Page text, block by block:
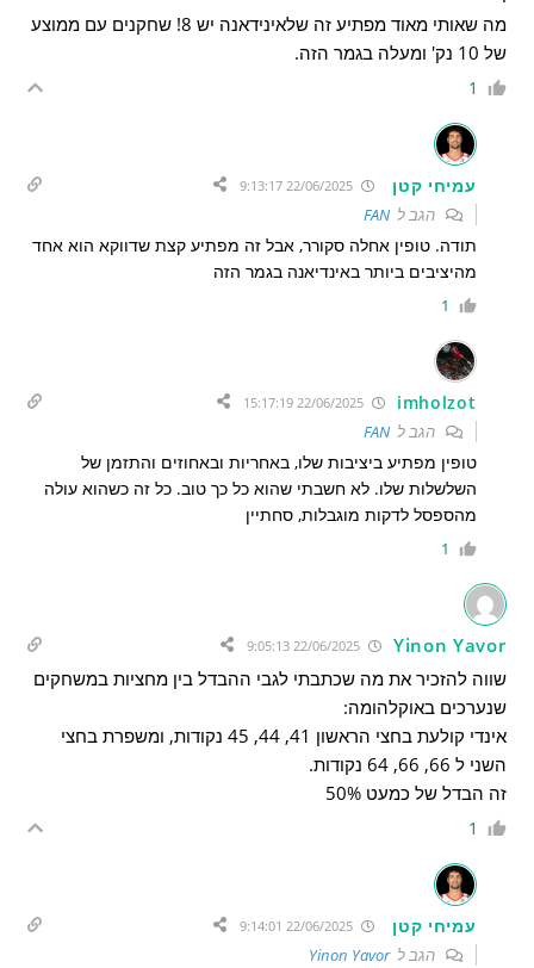
מה שאותי מאוד מפתיע זה שלאינידאנה יש 8! שחקנים עם ממוצע
של 10 נק' ומעלה בגמר הזה.
1
עמיחי קטן
הגב לFAN
תודה. טופין אחלה סקורר, אבל זה מפתיע קצת שדווקא הוא אחד
מהיציבים ביותר באינדיאנה בגמר הזה
1
imholzot
22/06/2025 15:17:19
הגב לFAN
טופין מפתיע ביציבות שלו, באחריות ובאחוזים והתזמן של
השלשלות שלו. לא חשבתי שהוא כל כך טוב. כל זה כשהוא עולה
מהספסל לדקות מוגבלות, סחתיין
1
Yinon Yavor
22/06/2025 9:05:13
שווה להזכיר את מה שכתבתי לגבי ההבדל בין מחציות במשחקים
שנערכים באוקלהומה:
אינדי קולעת בחצי הראשון 41, 44, 45 נקודות, ומשפרת בחצי
השני ל 66, 66, 64 נקודות.
זה הבדל של כמעט 50%
1
עמיחי קטן
הגב לYinon Yavor